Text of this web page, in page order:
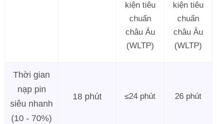
kiện tiêu
chuẩn
châu Âu
(WLTP)
kiện tiêu
chuẩn
châu Âu
(WLTP)
Thời gian
nạp pin
siêu nhanh
(10 - 70%)
18 phút ≤24 phút 26 phút